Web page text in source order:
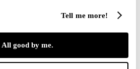
Tell me more!
All good by me.